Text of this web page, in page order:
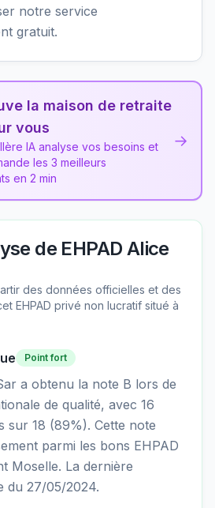
notre service
gratuit.
la maison de retraite
vous
IA analyse vos besoins et
les 3 meilleurs
en 2 min
→
de EHPAD Alice
des données officielles et des
EHPAD privé non lucratif situé à
Point fort
a obtenu la note B lors de
de qualité, avec 16
sur 18 (89%). Cette note
parmi les bons EHPAD
Moselle. La dernière
du 27/05/2024.